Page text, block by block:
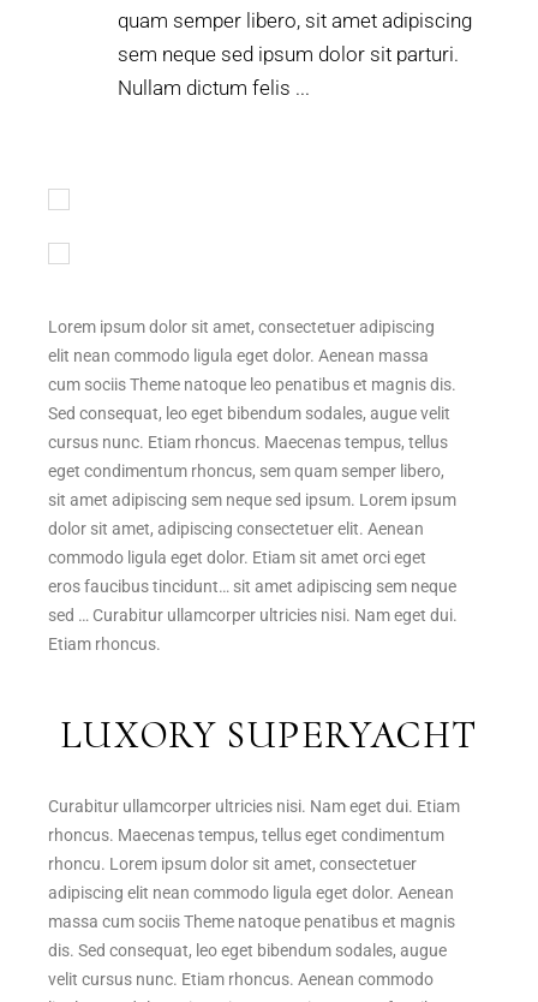
quam semper libero, sit amet adipiscing
sem neque sed ipsum dolor sit parturi.
Nullam dictum felis ...
Lorem ipsum dolor sit amet, consectetuer adipiscing
elit nean commodo ligula eget dolor. Aenean massa
cum sociis Theme natoque leo penatibus et magnis dis.
Sed consequat, leo eget bibendum sodales, augue velit
cursus nunc. Etiam rhoncus. Maecenas tempus, tellus
eget condimentum rhoncus, sem quam semper libero,
sit amet adipiscing sem neque sed ipsum. Lorem ipsum
dolor sit amet, adipiscing consectetuer elit. Aenean
commodo ligula eget dolor. Etiam sit amet orci eget
eros faucibus tincidunt… sit amet adipiscing sem neque
sed … Curabitur ullamcorper ultricies nisi. Nam eget dui.
Etiam rhoncus.
LUXORY SUPERYACHT
Curabitur ullamcorper ultricies nisi. Nam eget dui. Etiam
rhoncus. Maecenas tempus, tellus eget condimentum
rhoncu. Lorem ipsum dolor sit amet, consectetuer
adipiscing elit nean commodo ligula eget dolor. Aenean
massa cum sociis Theme natoque penatibus et magnis
dis. Sed consequat, leo eget bibendum sodales, augue
velit cursus nunc. Etiam rhoncus. Aenean commodo